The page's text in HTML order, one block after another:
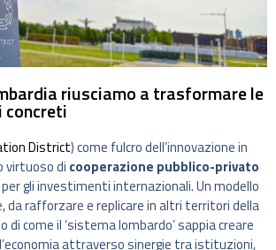
riusciamo a trasformare le
concreti
District) come fulcro dell’innovazione in
virtuoso di cooperazione pubblico-privato
gli investimenti internazionali. Un modello
da rafforzare e replicare in altri territori della
di come il ‘sistema lombardo’ sappia creare
attraverso sinergie tra istituzioni,